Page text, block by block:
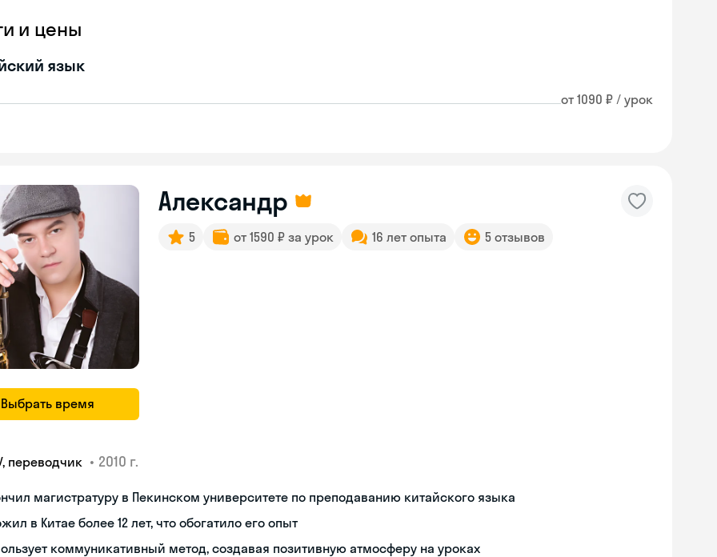
и цены
язык
от 1090 ₽ / урок
Выбрать время
Александр
5 от 1590 ₽ за урок 16 лет опыта 5 отзывов
переводчик • 2010 г.
магистратуру в Пекинском университете по преподаванию китайского языка
в Китае более 12 лет, что обогатило его опыт
коммуникативный метод, создавая позитивную атмосферу на уроках